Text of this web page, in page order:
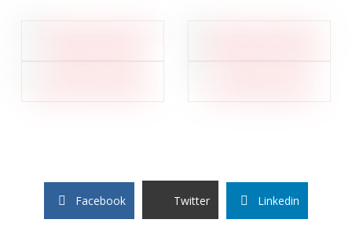
Facebook Twitter Linkedin